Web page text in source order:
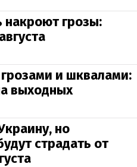
накроют грозы:
и шквалами:
выходных
но
страдать от